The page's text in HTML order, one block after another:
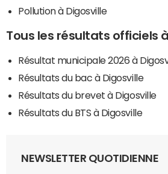
Pollution à Digosville
Tous les résultats officiels
Résultat municipale 2026 à
Résultats du bac à Digosville
Résultats du brevet à Digosville
Résultats du BTS à Digosville
NEWSLETTER QUOTIDIENNE